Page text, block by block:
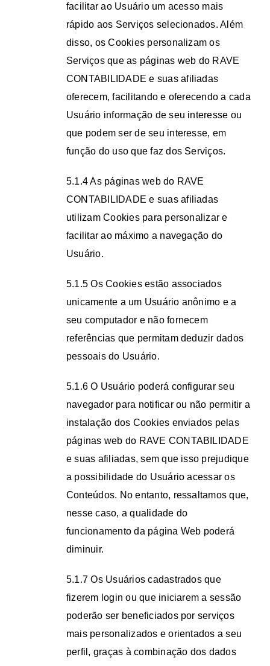
facilitar ao Usuário um acesso mais
rápido aos Serviços selecionados. Além
disso, os Cookies personalizam os
Serviços que as páginas web do RAVE
CONTABILIDADE e suas afiliadas
oferecem, facilitando e oferecendo a cada
Usuário informação de seu interesse ou
que podem ser de seu interesse, em
função do uso que faz dos Serviços.
5.1.4 As páginas web do RAVE
CONTABILIDADE e suas afiliadas
utilizam Cookies para personalizar e
facilitar ao máximo a navegação do
Usuário.
5.1.5 Os Cookies estão associados
unicamente a um Usuário anônimo e a
seu computador e não fornecem
referências que permitam deduzir dados
pessoais do Usuário.
5.1.6 O Usuário poderá configurar seu
navegador para notificar ou não permitir a
instalação dos Cookies enviados pelas
páginas web do RAVE CONTABILIDADE
e suas afiliadas, sem que isso prejudique
a possibilidade do Usuário acessar os
Conteúdos. No entanto, ressaltamos que,
nesse caso, a qualidade do
funcionamento da página Web poderá
diminuir.
5.1.7 Os Usuários cadastrados que
fizerem login ou que iniciarem a sessão
poderão ser beneficiados por serviços
mais personalizados e orientados a seu
perfil, graças à combinação dos dados